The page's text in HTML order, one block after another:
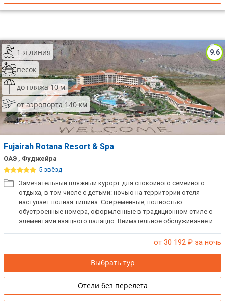
9.6
1-я линия
песок
до пляжа 10 м
от аэропорта 140 км
Fujairah Rotana Resort & Spa
ОАЭ , Фуджейра
5 звёзд
Замечательный пляжный курорт для спокойного семейного
отдыха, в том числе с детьми: ночью на территории отеля
наступает полная тишина. Современные, полностью
обустроенные номера, оформленные в традиционном стиле с
элементами изящного палаццо. Внимательное обслуживание и
разнообразное питание. Большая зеленая территория.
Основное времяпровождение – пляж и SPA. Предлагается
спорта. Есть русскоговорящий персонал. При заселении берется
от 30 192 ₽ за ночь
Выбрать тур
Отели без перелета